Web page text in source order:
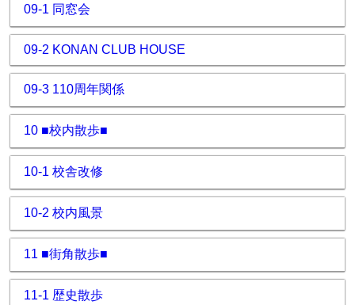
09-1 同窓会
09-2 KONAN CLUB HOUSE
09-3 110周年関係
10 ■校内散歩■
10-1 校舎改修
10-2 校内風景
11 ■街角散歩■
11-1 歴史散歩